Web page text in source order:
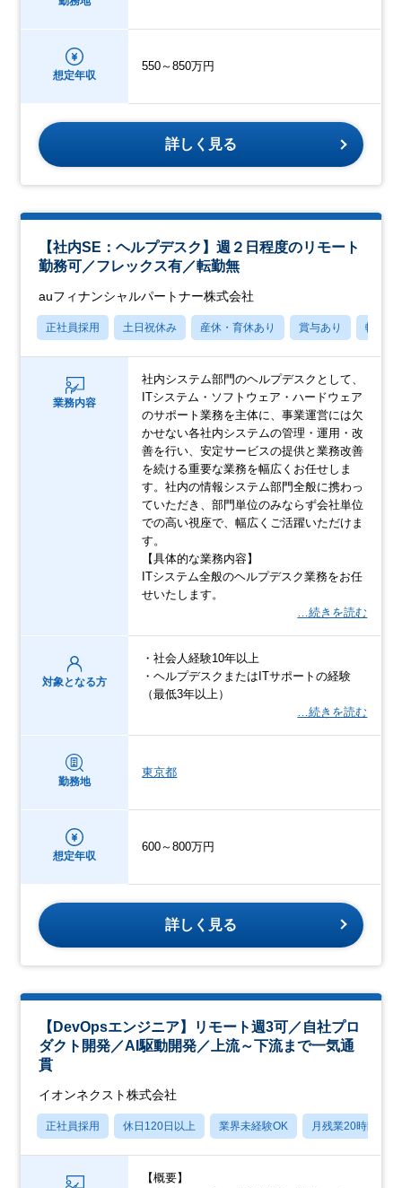
想定年収
550～850万円
詳しく見る
【社内SE：ヘルプデスク】週２日程度のリモート
勤務可／フレックス有／転勤無
auフィナンシャルパートナー株式会社
正社員採用 土日祝休み 産休・育休あり 賞与あり 転勤な
業務内容
社内システム部門のヘルプデスクとして、
ITシステム・ソフトウェア・ハードウェア
のサポート業務を主体に、事業運営には欠
かせない各社内システムの管理・運用・改
善を行い、安定サービスの提供と業務改善
を続ける重要な業務を幅広くお任せしま
す。社内の情報システム部門全般に携わっ
ていただき、部門単位のみならず会社単位
での高い視座で、幅広くご活躍いただけま
す。
【具体的な業務内容】
ITシステム全般のヘルプデスク業務をお任
せいたします。
…続きを読む
対象となる方
・社会人経験10年以上
・ヘルプデスクまたはITサポートの経験
（最低3年以上）
…続きを読む
勤務地
東京都
想定年収
600～800万円
詳しく見る
【DevOpsエンジニア】リモート週3可／自社プロ
ダクト開発／AI駆動開発／上流～下流まで一気通
貫
イオンネクスト株式会社
正社員採用 休日120日以上 業界未経験OK 月残業20時間以内
【概要】